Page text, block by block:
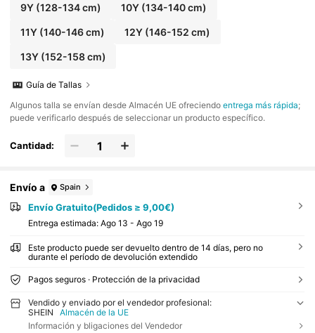
9Y(128-134 cm) 10Y (134-140 cm)
11Y(140-146 cm) 12Y (146-152 cm)
13Y(152-158 cm)
Guía de Tallas
​Algunos talla se envían desde Almacén UE ofreciendoentrega más rápida;
puede verificarlo después de seleccionar un producto específico.
Cantidad:
Envío a Spain
Envío Gratuito(Pedidos ≥ 9,00€)
Entrega estimada: Ago 13 - Ago 19
Este producto puede ser devuelto dentro de 14 días, pero no
durante el período de devolución extendido
Pagos seguros · Protección de la privacidad
Vendido y enviado por el vendedor profesional:
SHEIN
Almacén de la UE
Información y bligaciones del Vendedor